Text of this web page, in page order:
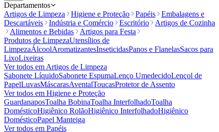
Departamentos
Artigos de Limpeza
Higiene e Proteção Papéis
Embalagens e
Descartáveis
Indústria e Comércio Escritório
Artigos de Cozinha
Alimentos e Bebidas
Artigos para Festa
Produtos de LimpezaUtensílios de
LimpezaÁlcoolAromatizantesInseticidasPanos e FlanelasSacos para
LixoLixeiras
Ver todos em Artigos de Limpeza
Sabonete LíquidoSabonete EspumaLenço UmedecidoLençol de
PapelLuvasMáscarasAventalToucasProtetor de Assento
Ver todos em Higiene e Proteção
GuardanaposToalha BobinaToalha InterfolhadoToalha
DomésticoHigiênico RolãoHigiênico InterfolhadoHigiênico
DomésticoPapel Manteiga
Ver todos em Papéis